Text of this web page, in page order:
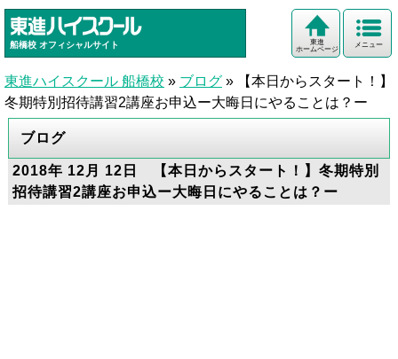
船橋校 オフィシャルサイト メニュー
東進
ホームページ
東進ハイスクール 船橋校 » ブログ »
【本日からスタート！】
冬期特別招待講習2講座お申込ー大晦日にやることは？ー
ブログ
2018年 12月 12日 【本日からスタート！】冬期特別
招待講習2講座お申込ー大晦日にやることは？ー